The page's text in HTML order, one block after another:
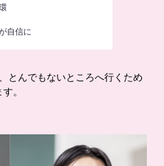
自信に
とんでもないところへ行くため
。